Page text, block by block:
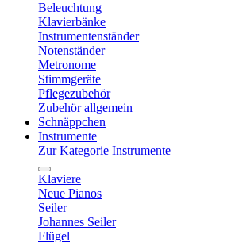
Beleuchtung
Klavierbänke
Instrumentenständer
Notenständer
Metronome
Stimmgeräte
Pflegezubehör
Zubehör allgemein
Schnäppchen
Instrumente
Zur Kategorie Instrumente
Klaviere
Neue Pianos
Seiler
Johannes Seiler
Flügel